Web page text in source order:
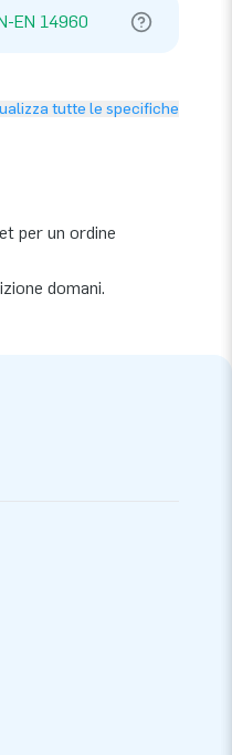
EN 14960
tutte le specifiche
per un ordine
domani.